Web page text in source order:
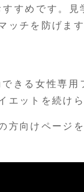
すめです。
ッチを防げます
きる女性専用
エットを続けら
向けページを